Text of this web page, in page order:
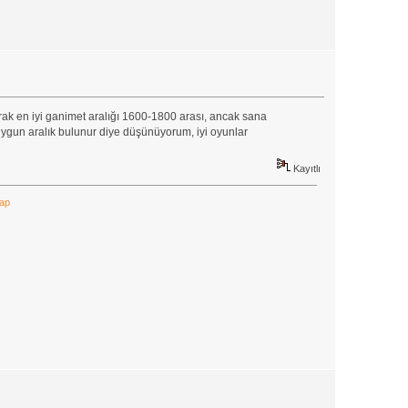
en iyi ganimet aralığı 1600-1800 arası, ancak sana
aralık bulunur diye düşünüyorum, iyi oyunlar
Kayıtlı